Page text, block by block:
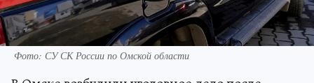
Фото: СУ СК России по Омской области